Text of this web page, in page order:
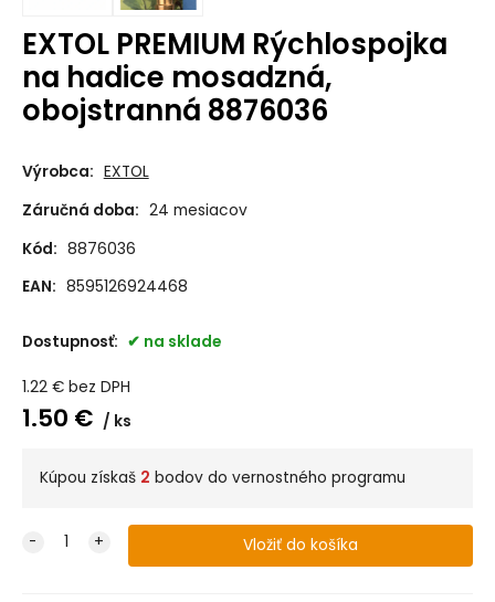
EXTOL PREMIUM Rýchlospojka
na hadice mosadzná,
obojstranná 8876036
Výrobca: EXTOL
Záručná doba: 24 mesiacov
Kód: 8876036
EAN: 8595126924468
Dostupnosť: na sklade
1.22€ bez DPH
1.50 € ks
Kúpou získaš 2 bodov do vernostného programu